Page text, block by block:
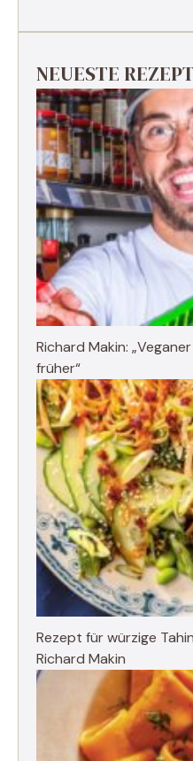
NEUESTE
Richard Makin:
früher“
Rezept für würzige
Richard Makin